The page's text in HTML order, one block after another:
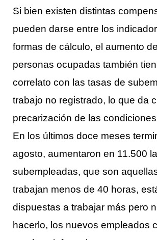
Si bien existen distintas
pueden darse entre los
formas de cálculo, el aumento
personas ocupadas también
correlato con las tasas de
trabajo no registrado, lo que da
precarización de las
En los últimos doce meses
agosto, aumentaron en 11.500
subempleadas, que son
trabajan menos de 40 horas,
dispuestas a trabajar más pero
hacerlo, los nuevos empleados